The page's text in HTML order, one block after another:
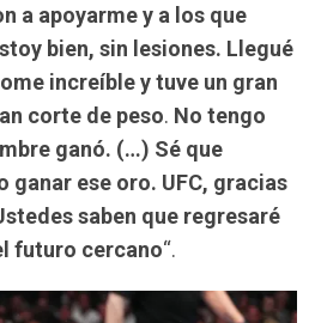
a apoyarme y a los que
bien, sin lesiones. Llegué
increíble y tuve un gran
corte de peso. No tengo
ganó. (…) Sé que
ganar ese oro. UFC, gracias
saben que regresaré
futuro cercano“.